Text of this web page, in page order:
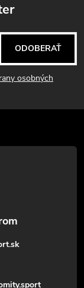
osobných
ODOBERAŤ